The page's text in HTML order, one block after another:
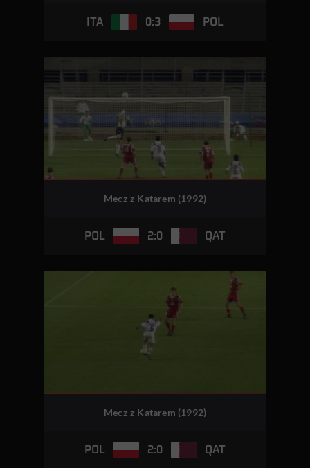
ITA 0:3 POL
Mecz z Katarem (1992)
POL 2:0 QAT
Mecz z Katarem (1992)
POL 2:0 QAT